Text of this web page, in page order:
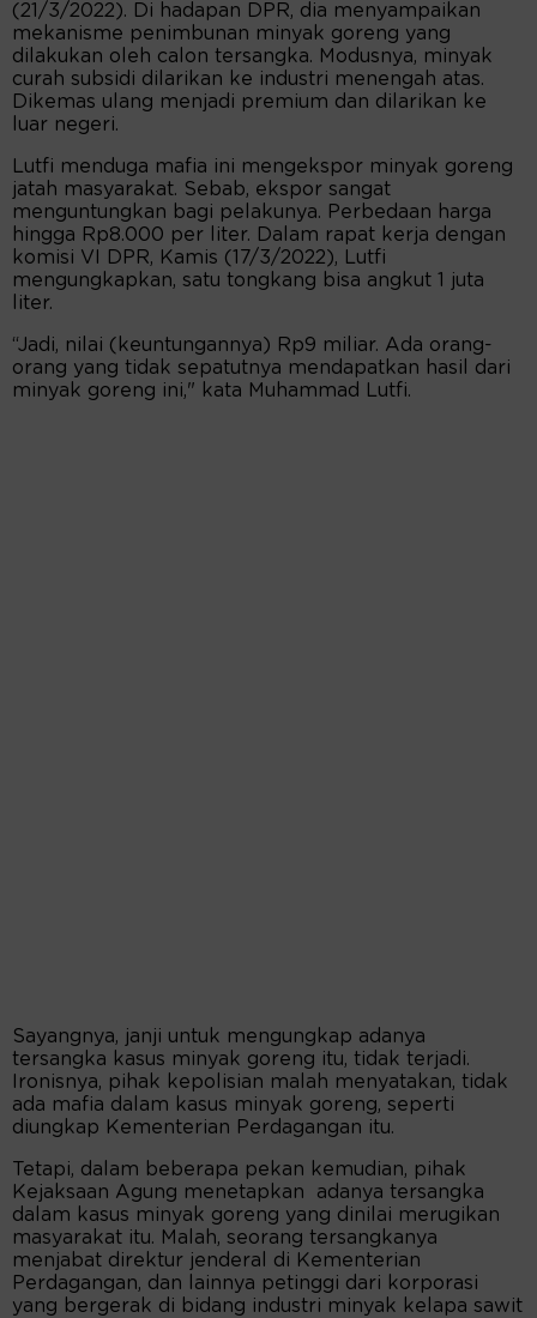
(21/3/2022). Di hadapan DPR, dia menyampaikan
mekanisme penimbunan minyak goreng yang
dilakukan oleh calon tersangka. Modusnya, minyak
curah subsidi dilarikan ke industri menengah atas.
Dikemas ulang menjadi premium dan dilarikan ke
luar negeri.
Lutfi menduga mafia ini mengekspor minyak goreng
jatah masyarakat. Sebab, ekspor sangat
menguntungkan bagi pelakunya. Perbedaan harga
hingga Rp8.000 per liter. Dalam rapat kerja dengan
komisi VI DPR, Kamis (17/3/2022), Lutfi
mengungkapkan, satu tongkang bisa angkut 1 juta
liter.
“Jadi, nilai (keuntungannya) Rp9 miliar. Ada orang-
orang yang tidak sepatutnya mendapatkan hasil dari
minyak goreng ini," kata Muhammad Lutfi.
Sayangnya, janji untuk mengungkap adanya
tersangka kasus minyak goreng itu, tidak terjadi.
Ironisnya, pihak kepolisian malah menyatakan, tidak
ada mafia dalam kasus minyak goreng, seperti
diungkap Kementerian Perdagangan itu.
Tetapi, dalam beberapa pekan kemudian, pihak
Kejaksaan Agung menetapkan adanya tersangka
dalam kasus minyak goreng yang dinilai merugikan
masyarakat itu. Malah, seorang tersangkanya
menjabat direktur jenderal di Kementerian
Perdagangan, dan lainnya petinggi dari korporasi
yang bergerak di bidang industri minyak kelapa sawit